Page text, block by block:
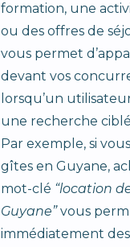
formation, une
ou des offres de
vous permet
devant vos
lorsqu’un
une recherche
Par exemple, si
gîtes en Guyane,
mot-clé “location
Guyane”vous
immédiatement